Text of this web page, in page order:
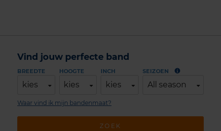
Vind jouw perfecte band
BREEDTE
kies
HOOGTE
kies
INCH
kies
SEIZOEN
All season
ZOEK
Waar vind ik mijn bandenmaat?